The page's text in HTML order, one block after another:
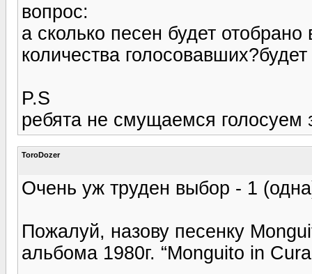
вопрос:
а сколько песен будет
количества
P.S
ребята не смущаемся голосуем
ToroDozer
Очень уж труден выбор - 1
Пожалуй, назову песенку
альбома 1980г. “Monguito in